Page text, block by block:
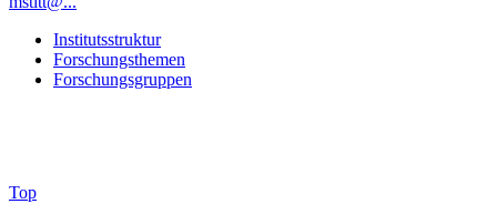
Institutsstruktur
Forschungsthemen
Forschungsgruppen
Top